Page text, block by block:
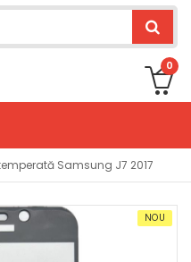
0
Samsung J7 2017
NOU